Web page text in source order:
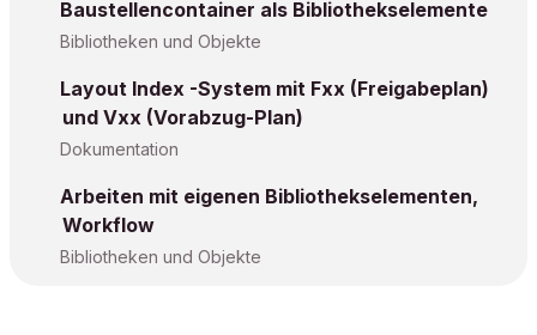
Baustellencontainer als Bibliothekselemente
Bibliotheken und Objekte
Layout Index -System mit Fxx (Freigabeplan)
und Vxx (Vorabzug-Plan)
Dokumentation
Arbeiten mit eigenen Bibliothekselementen,
Workflow
Bibliotheken und Objekte